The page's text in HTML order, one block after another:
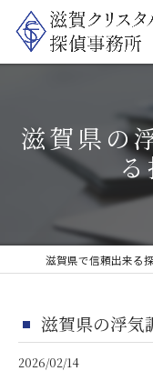
滋賀県の
滋賀県の浮気
2026/02/14